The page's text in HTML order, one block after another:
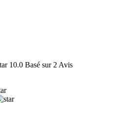
10.0 Basé sur 2 Avis